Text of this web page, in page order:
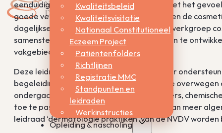
Kwaliteitsbeleid
Kwaliteitsvisitatie
Nationaal Constitutioneel
Eczeem Project
Patiëntenfolders
Richtlijnen
Registratie MMC
Standpunten en
leidraden
Werkinstructies
Opleiding & nascholing
eenduidigheid is, zodat de cliënt / patiënt niet het
goede verklaring voor te geven is. Aangezien de
dagelijkse dermatologische praktijk, is een werkgroep
samenstelling) met als eerste doel leidraden te
vakgebied.
Deze leidraden bevatten aanbevelingen ter
begeleiding en behandeling van mensen die
ondergaan: liposuctie, botulinetoxine A, fillers,
toe te passen externa. Zij maken deel uit van meer
leidraad ‘dermatologie praktijken’ van de NVDV worden